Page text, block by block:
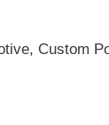
Custom